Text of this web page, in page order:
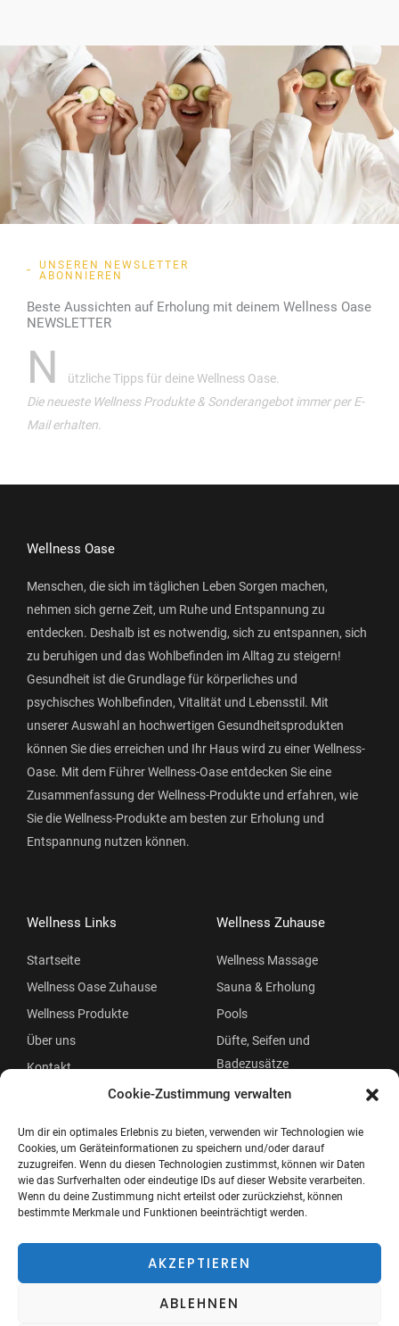
Cookie-Zustimmung verwalten
Um dir ein optimales Erlebnis zu bieten, verwenden wir Technologien wie
Cookies, um Geräteinformationen zu speichern und/oder darauf
zuzugreifen. Wenn du diesen Technologien zustimmst, können wir Daten
wie das Surfverhalten oder eindeutige IDs auf dieser Website verarbeiten.
Wenn du deine Zustimmung nicht erteilst oder zurückziehst, können
bestimmte Merkmale und Funktionen beeinträchtigt werden.
AKZEPTIEREN
ABLEHNEN
UNSEREN NEWSLETTER
ABONNIEREN
Beste Aussichten auf Erholung mit deinem Wellness Oase
NEWSLETTER
N
ützliche Tipps für deine Wellness Oase.
Die neueste Wellness Produkte & Sonderangebot immer per E-
Mail erhalten.
Wellness Oase
Menschen, die sich im täglichen Leben Sorgen machen,
nehmen sich gerne Zeit, um Ruhe und Entspannung zu
entdecken. Deshalb ist es notwendig, sich zu entspannen, sich
zu beruhigen und das Wohlbefinden im Alltag zu steigern!
Gesundheit ist die Grundlage für körperliches und
psychisches Wohlbefinden, Vitalität und Lebensstil. Mit
unserer Auswahl an hochwertigen Gesundheitsprodukten
können Sie dies erreichen und Ihr Haus wird zu einer Wellness-
Oase. Mit dem Führer Wellness-Oase entdecken Sie eine
Zusammenfassung der Wellness-Produkte und erfahren, wie
Sie die Wellness-Produkte am besten zur Erholung und
Entspannung nutzen können.
Wellness Links
Startseite
Wellness Oase Zuhause
Wellness Produkte
Über uns
Kontakt
Wellness Zuhause
Wellness Massage
Sauna & Erholung
Pools
Düfte, Seifen und
Badezusätze
Beauty
Menü